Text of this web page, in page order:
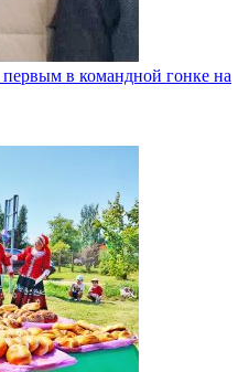
в командной гонке на